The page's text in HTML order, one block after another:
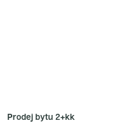
Prodej bytu 2+kk